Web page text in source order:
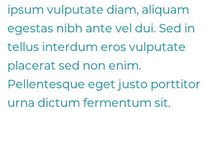
ipsum vulputate diam, aliquam
egestas nibh ante vel dui. Sed in
tellus interdum eros vulputate
placerat sed non enim.
Pellentesque eget justo porttitor
urna dictum fermentum sit.